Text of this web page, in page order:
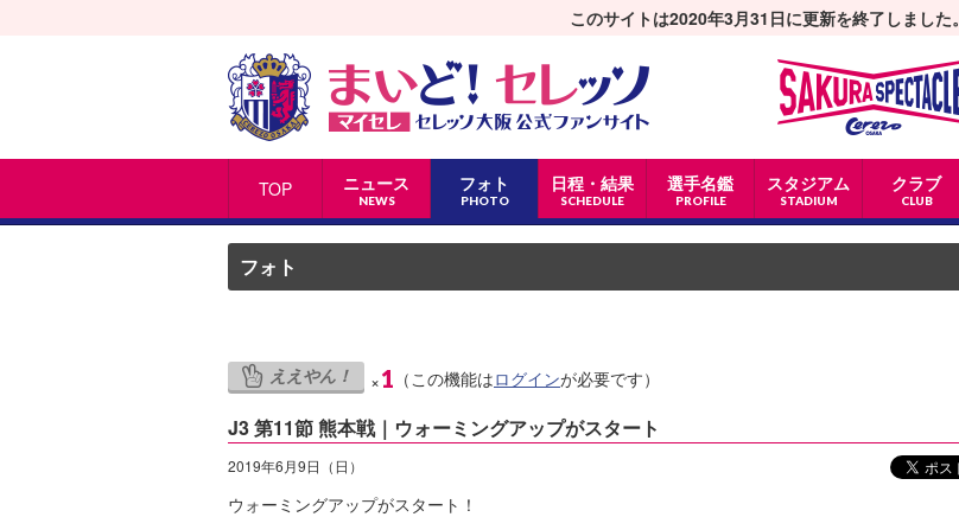
TOP ニュース
NEWS
フォト
PHOTO
日程・結果
SCHEDULE
選手名鑑
PROFILE
スタジアム
STADIUM
クラブ
CLUB
このサイトは2020年3月31日に更新を終了しました。
フォト
ええやん！ ×1 （この機能はログインが必要です）
J3 第11節 熊本戦｜ウォーミングアップがスタート
2019年6月9日（日）
ウォーミングアップがスタート！